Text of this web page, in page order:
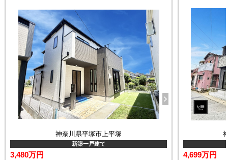
神奈川県平塚市上平塚
新築一戸建て
3,480万円 4,699万円